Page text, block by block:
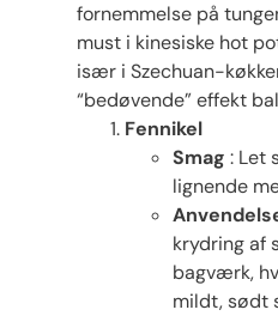
fornemmelse på
must i kinesiske hot
især i Szechuan-
“bedøvende” effekt
Fennikel
Smag : Let
lignende
krydring af
bagværk,
mildt, sødt